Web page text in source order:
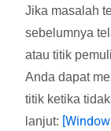
Jika masalah
sebelumnya
atau titik
Anda dapat
titik ketika
lanjut: